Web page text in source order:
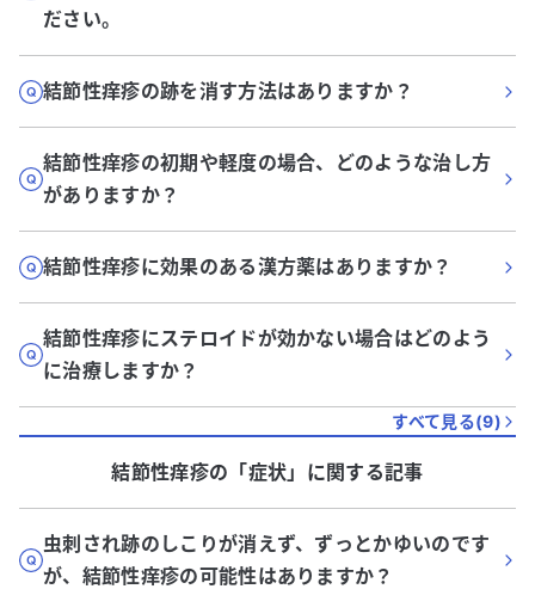
ださい。
結節性痒疹の跡を消す方法はありますか？
結節性痒疹の初期や軽度の場合、どのような治し方
がありますか？
結節性痒疹に効果のある漢方薬はありますか？
結節性痒疹にステロイドが効かない場合はどのよう
に治療しますか？
すべて見る(9)
結節性痒疹の「症状」に関する記事
虫刺され跡のしこりが消えず、ずっとかゆいのです
が、結節性痒疹の可能性はありますか？